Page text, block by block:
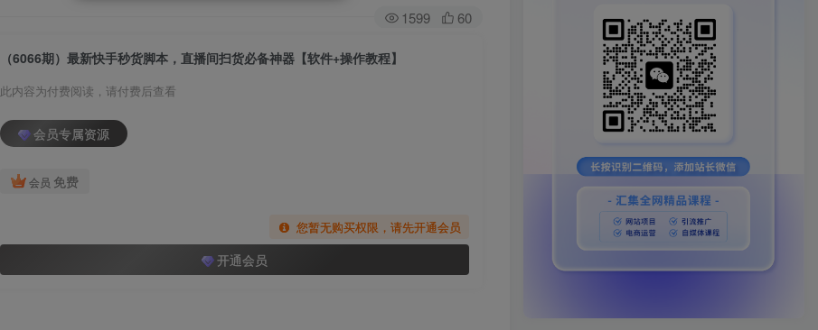
1599 60
（6066期）最新快手秒货脚本，直播间扫货必备神器【软件+操作教程】
此内容为付费阅读，请付费后查看
会员专属资源
会员 免费
您暂无购买权限，请先开通会员
开通会员